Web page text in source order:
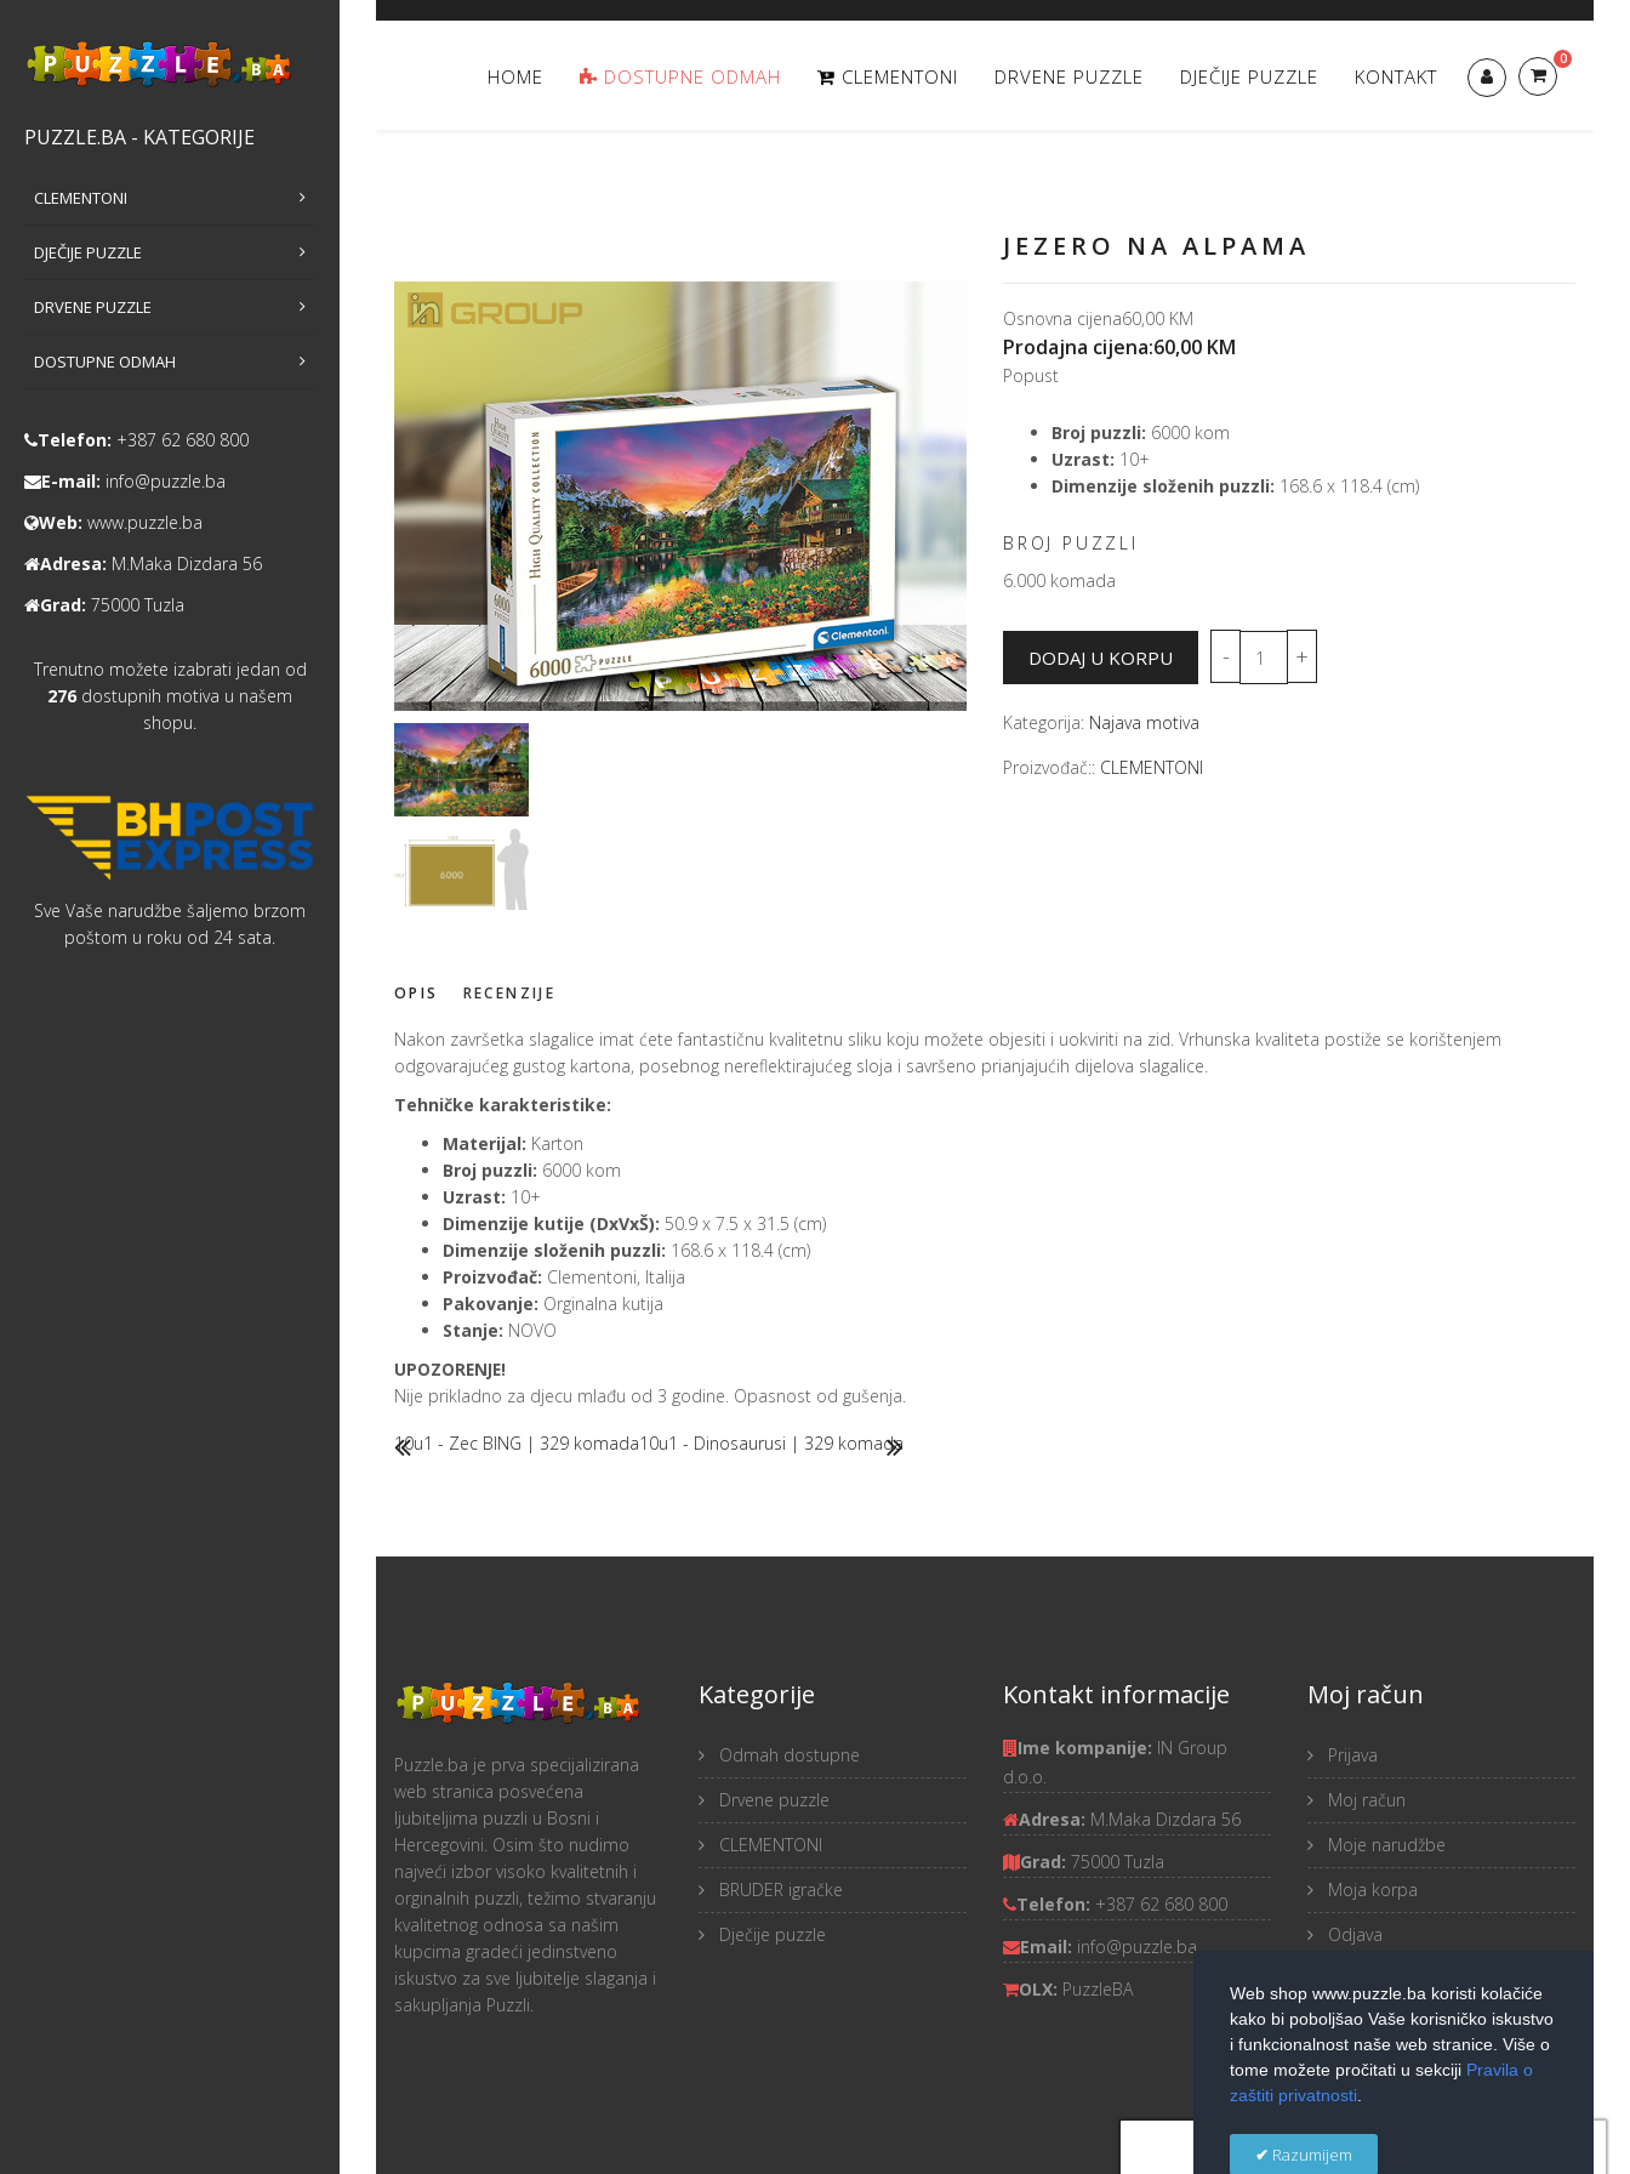
0
HOME DOSTUPNE ODMAH CLEMENTONI DRVENE PUZZLE DJEČIJE PUZZLE KONTAKT
JEZERO NA ALPAMA
Osnovna cijena60,00 KM
Prodajna cijena:60,00 KM
Popust
Broj puzzli: 6000 kom
Uzrast: 10+
Dimenzije složenih puzzli: 168.6 x 118.4 (cm)
BROJ PUZZLI
6.000 komada
Kategorija: Najava motiva
Proizvođač:: CLEMENTONI
OPIS RECENZIJE
Nakon završetka slagalice imat ćete fantastičnu kvalitetnu sliku koju možete objesiti i uokviriti na zid. Vrhunska kvaliteta postiže se korištenjem
odgovarajućeg gustog kartona, posebnog nereflektirajućeg sloja i savršeno prianjajućih dijelova slagalice.
Tehničke karakteristike:
Materijal: Karton
Broj puzzli: 6000 kom
Uzrast: 10+
Dimenzije kutije (DxVxŠ): 50.9 x 7.5 x 31.5 (cm)
Dimenzije složenih puzzli: 168.6 x 118.4 (cm)
Proizvođač: Clementoni, Italija
Pakovanje: Orginalna kutija
Stanje: NOVO
UPOZORENJE!
Nije prikladno za djecu mlađu od 3 godine. Opasnost od gušenja.
10u1 - Zec BING | 329 komada10u1 - Dinosaurusi | 329 komada
Puzzle.ba je prva specijalizirana
web stranica posvećena
ljubiteljima puzzli u Bosni i
Hercegovini. Osim što nudimo
najveći izbor visoko kvalitetnih i
orginalnih puzzli, težimo stvaranju
kvalitetnog odnosa sa našim
kupcima gradeći jedinstveno
iskustvo za sve ljubitelje slaganja i
sakupljanja Puzzli.
Kategorije
Odmah dostupne
Drvene puzzle
CLEMENTONI
BRUDER igračke
Dječije puzzle
Kontakt informacije
Ime kompanije: IN Group
d.o.o.
Adresa: M.Maka Dizdara 56
Grad: 75000 Tuzla
Telefon: +387 62 680 800
Email: info@puzzle.ba
OLX: PuzzleBA
Moj račun
Prijava
Moj račun
Moje narudžbe
Moja korpa
Odjava
PUZZLE.BA - KATEGORIJE
CLEMENTONI
DJEČIJE PUZZLE
DRVENE PUZZLE
DOSTUPNE ODMAH
Telefon: +387 62 680 800
E-mail: info@puzzle.ba
Web: www.puzzle.ba
Adresa: M.Maka Dizdara 56
Grad: 75000 Tuzla
Trenutno možete izabrati jedan od
276 dostupnih motiva u našem
shopu.
Sve Vaše narudžbe šaljemo brzom
poštom u roku od 24 sata.
Web shop www.puzzle.ba koristi kolačiće
kako bi poboljšao Vaše korisničko iskustvo
i funkcionalnost naše web stranice. Više o
tome možete pročitati u sekciji Pravila o
zaštiti privatnosti.
Razumijem